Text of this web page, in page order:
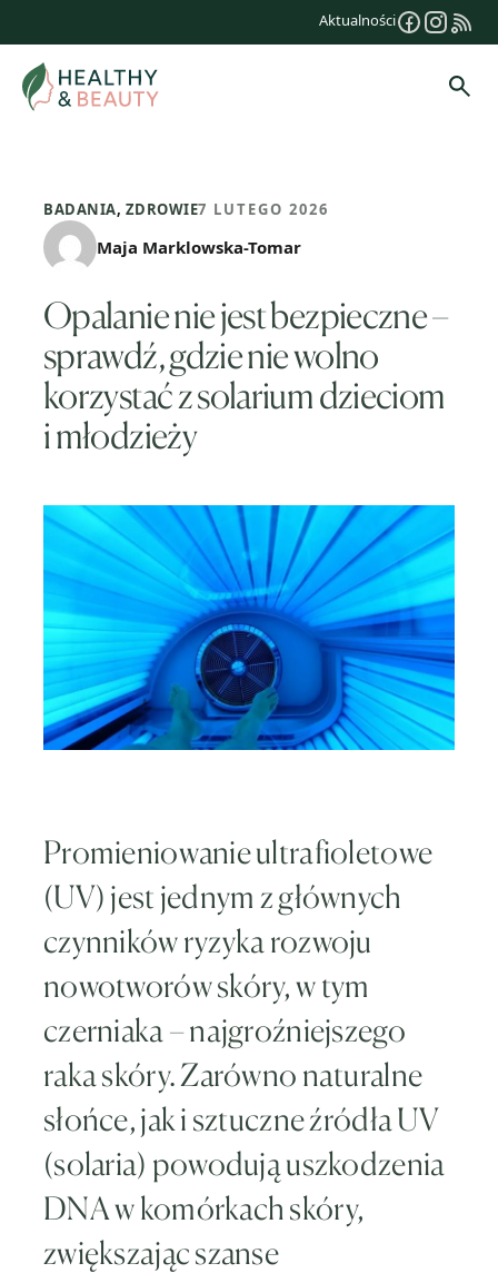
treści
Aktualności
BADANIA, ZDROWIE7 LUTEGO 2026
Maja Marklowska-Tomar
Opalanie nie jest bezpieczne –
sprawdź, gdzie nie wolno
korzystać z solarium dzieciom
i młodzieży
Promieniowanie ultrafioletowe
(UV) jest jednym z głównych
czynników ryzyka rozwoju
nowotworów skóry, w tym
czerniaka – najgroźniejszego
raka skóry. Zarówno naturalne
słońce, jak i sztuczne źródła UV
(solaria) powodują uszkodzenia
DNA w komórkach skóry,
zwiększając szanse